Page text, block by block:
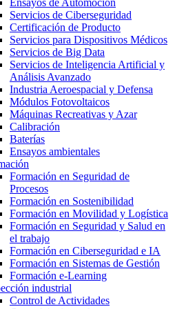
Ensayos de Automoción
Servicios de Ciberseguridad
Certificación de Producto
Servicios para Dispositivos Médicos
Servicios de Big Data
Servicios de Inteligencia Artificial y
Análisis Avanzado
Industria Aeroespacial y Defensa
Módulos Fotovoltaicos
Máquinas Recreativas y Azar
Calibración
Baterías
Ensayos ambientales
Formación en Seguridad de
Procesos
Formación en Sostenibilidad
Formación en Movilidad y Logística
Formación en Seguridad y Salud en
el trabajo
Formación en Ciberseguridad e IA
Formación en Sistemas de Gestión
Formación e-Learning
industrial
Control de Actividades